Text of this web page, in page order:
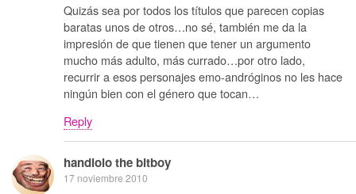
Quizás sea por todos los títulos que parecen copias
baratas unos de otros…no sé, también me da la
impresión de que tienen que tener un argumento
mucho más adulto, más currado…por otro lado,
recurrir a esos personajes emo-andróginos no les hace
ningún bien con el género que tocan…
Reply
handlolo the bitboy
17 noviembre 2010